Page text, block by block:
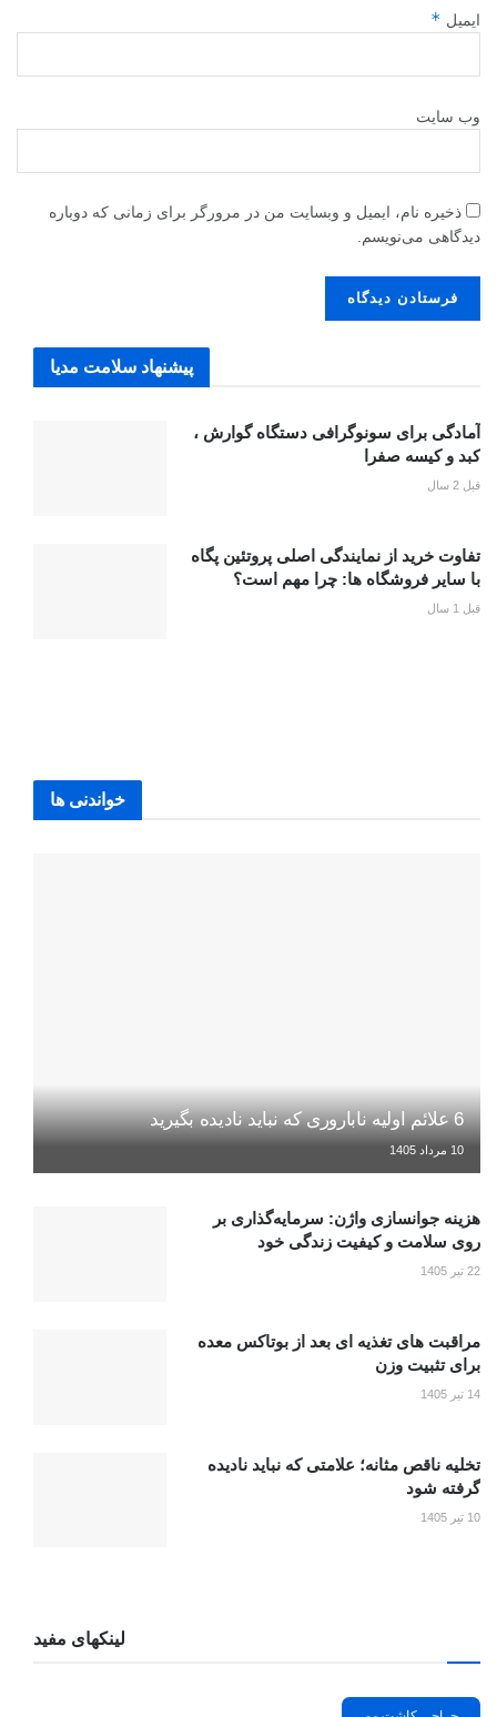
ایمیل *
وب‌ سایت
ذخیره نام، ایمیل و وبسایت من در مرورگر برای زمانی که دوباره
دیدگاهی می‌نویسم.
پیشنهاد سلامت مدیا
آمادگی برای سونوگرافی دستگاه گوارش ،
کبد و کیسه صفرا
قبل 2 سال
تفاوت خرید از نمایندگی اصلی پروتئین پگاه
با سایر فروشگاه ها: چرا مهم است؟
قبل 1 سال
خواندنی ها
6 علائم اولیه ناباروری که نباید نادیده بگیرید
10 مرداد 1405
هزینه جوانسازی واژن: سرمایه‌گذاری بر
روی سلامت و کیفیت زندگی خود
22 تیر 1405
مراقبت های تغذیه ای بعد از بوتاکس معده
برای تثبیت وزن
14 تیر 1405
تخلیه ناقص مثانه؛ علامتی که نباید نادیده
گرفته شود
10 تیر 1405
لینکهای مفید